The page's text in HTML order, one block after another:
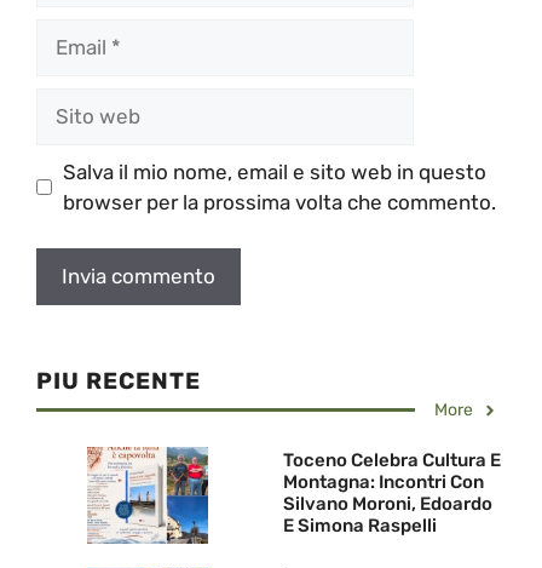
web
Salva il mio nome, email e sito web in questo
browser per la prossima volta che commento.
PIU RECENTE
More
Toceno Celebra Cultura E
Montagna: Incontri Con
Silvano Moroni, Edoardo
E Simona Raspelli